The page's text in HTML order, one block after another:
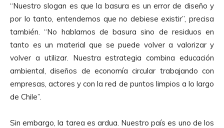
o
r
d
e
A
u
d
i
“Nuestro slogan es que la basura es un error de diseño y
por lo tanto, entendemos que no debiese existir”, precisa
también. “No hablamos de basura sino de residuos en
tanto es un material que se puede volver a valorizar y
volver a utilizar. Nuestra estrategia combina educación
ambiental, diseños de economía circular trabajando con
empresas, actores y con la red de puntos limpios a lo largo
de Chile”.
Sin embargo, la tarea es ardua. Nuestro país es uno de los